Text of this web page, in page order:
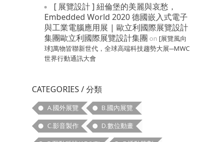
[ 展覽設計 ] 紐倫堡的美麗與哀愁，
Embedded World 2020 德國嵌入式電子
與工業電腦應用展 | 歐立利國際展覽設計
集團歐立利國際展覽設計集團 on [展覽風向
球]萬物皆聯新世代，全球高端科技趨勢大展─MWC
世界行動通訊大會
CATEGORIES / 分類
A.國外展覽
B.國內展覽
C.影音製作
D.數位動畫